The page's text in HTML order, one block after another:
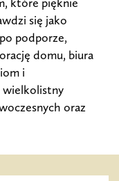
się jako
podporze,
domu, biura
i
wielkolistny
oraz